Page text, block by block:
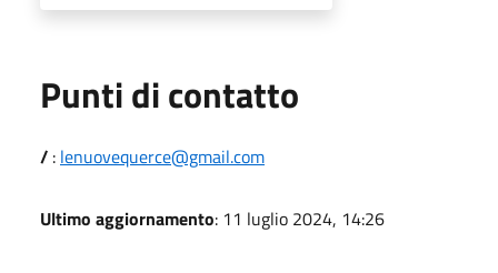
Punti di contatto
/ : lenuovequerce@gmail.com
Ultimo aggiornamento: 11 luglio 2024, 14:26